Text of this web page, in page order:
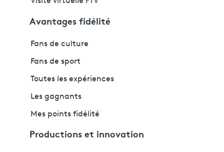
Avantages fidélité
Fans de culture
Fans de sport
Toutes les expériences
Les gagnants
Mes points fidélité
Productions et innovation